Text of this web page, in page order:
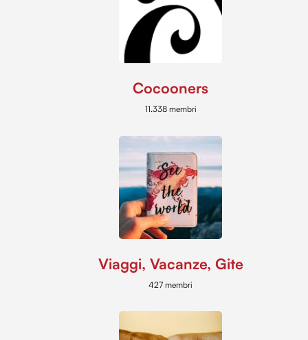
Cocooners
11.338 membri
Viaggi, Vacanze, Gite
427 membri